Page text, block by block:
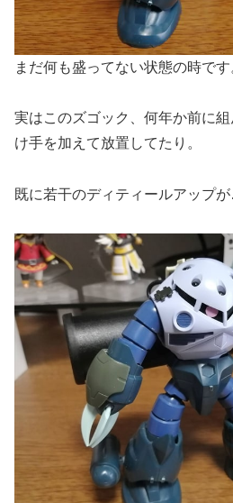
まだ何も盛ってない状態の時です
実はこのズゴック、何年か前に
け手を加えて放置してたり。
既に若干のディティールアップ